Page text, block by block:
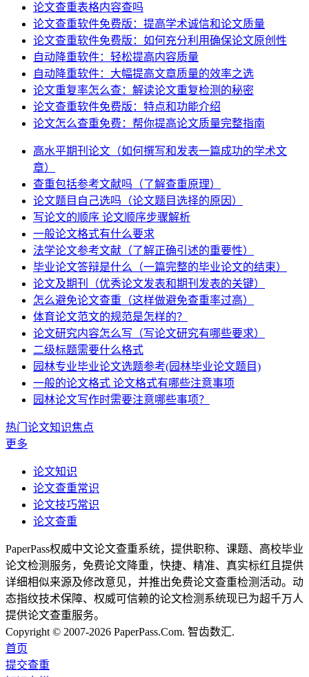
论文查重表格内容查吗
论文查重软件免费版：提高学术诚信和论文质量
论文查重软件免费版：如何充分利用确保论文原创性
自动降重软件：轻松提高内容质量
自动降重软件：大幅提高文章质量的效率之选
论文重复率怎么查：解读论文重复检测的秘密
论文查重软件免费版：特点和功能介绍
论文怎么查重免费：帮你提高论文质量完整指南
高水平期刊论文（如何撰写和发表一篇成功的学术文
章）
查重包括参考文献吗（了解查重原理）
论文题目自己选吗（论文题目选择的原因）
写论文的顺序 论文顺序步骤解析
一般论文格式有什么要求
法学论文参考文献（了解正确引述的重要性）
毕业论文答辩是什么（一篇完整的毕业论文的结束）
论文及期刊（优秀论文发表和期刊发表的关键）
怎么避免论文查重（这样做避免查重率过高）
体育论文范文的规范是怎样的？
论文研究内容怎么写（写论文研究有哪些要求）
二级标题需要什么格式
园林专业毕业论文选题参考(园林毕业论文题目)
一般的论文格式 论文格式有哪些注意事项
园林论文写作时需要注意哪些事项？
热门论文知识焦点
更多
论文知识
论文查重常识
论文技巧常识
论文查重
PaperPass权威中文论文查重系统，提供职称、课题、高校毕业
论文检测服务，免费论文降重，快捷、精准、真实标红且提供
详细相似来源及修改意见，并推出免费论文查重检测活动。动
态指纹技术保障、权威可信赖的论文检测系统现已为超千万人
提供论文查重服务。
Copyright © 2007-2026 PaperPass.Com. 智齿数汇.
首页
提交查重